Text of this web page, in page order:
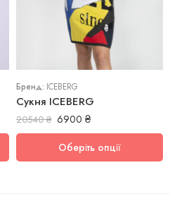
Бренд: ICEBERG
Сукня ICEBERG
20540₴ 6900 ₴
Оберіть опції